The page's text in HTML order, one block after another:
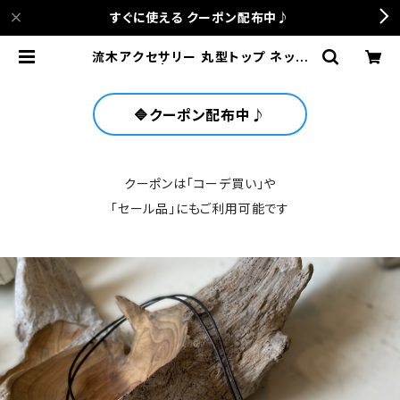
すぐに使える クーポン配布中♪
流木アクセサリー 丸型トップ ネック
🔷クーポン配布中♪
クーポンは「コーデ買い」や
「セール品」にもご利用可能です